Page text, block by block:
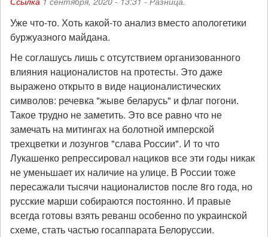
Уже что-то. Хоть какой-то анализ вместо апологетики
буржуазного майдана.
Не соглашусь лишь с отсутствием организованного
влияния националистов на протесты. Это даже
выражено открыто в виде националистических
символов: речевка "жыве беларусь" и флаг погони.
Такое трудно не заметить. Это все равно что не
замечать на митингах на болотной имперской
трехцветки и лозунгов "слава России". И то что
Лукашенко репрессировал нациков все эти годы никак
не уменьшает их наличие на улице. В России тоже
пересажали тысячи националистов после 8го года, но
русские марши собираются постоянно. И правые
всегда готовы взять реванш особенно по украинской
схеме, стать частью госаппарата Белоруссии.